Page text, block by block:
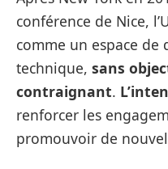
conférence de Nice,
comme un espace
technique, sans
contraignant.
renforcer les
promouvoir de